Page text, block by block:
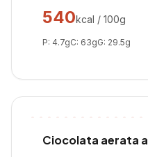
540kcal / 100g
P: 4.7gC: 63gG: 29.5g
Ciocolata aerata